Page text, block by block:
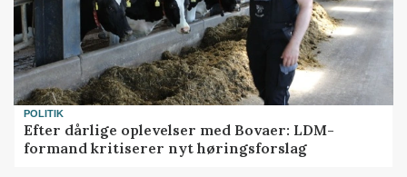
POLITIK
Efter dårlige oplevelser med Bovaer: LDM-
formand kritiserer nyt høringsforslag